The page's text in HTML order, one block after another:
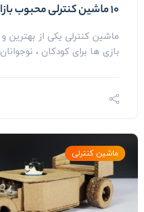
۱۰ ماشین کنترلی محبوب بازار ایران (۱۴۰۳) + قیمت
ماشین کنترلی یکی از بهترین
بازی ها برای کودکان ،
ماشین کنترلی